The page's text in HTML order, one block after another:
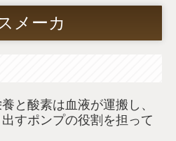
メーカ
と酸素は血液が運搬し、
すポンプの役割を担って